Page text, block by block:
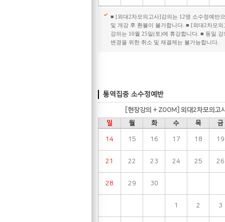
■ [외대2차모의고사]강의는 12명 소수정예반
및 개강 후 환불이 불가합니다. ■ [외대2차모
강의는 10월 25일(토)에 휴강합니다. ■ 동일 강
변경을 위한 취소 및 재결제는 불가능합니다.
통역집중 소수정예반
[현장강의 + ZOOM] 외대2차모의고
일
월 화 수 목 금
14 15 16 17 18 19
21 22 23 24 25 26
28 29 30
1 2 3